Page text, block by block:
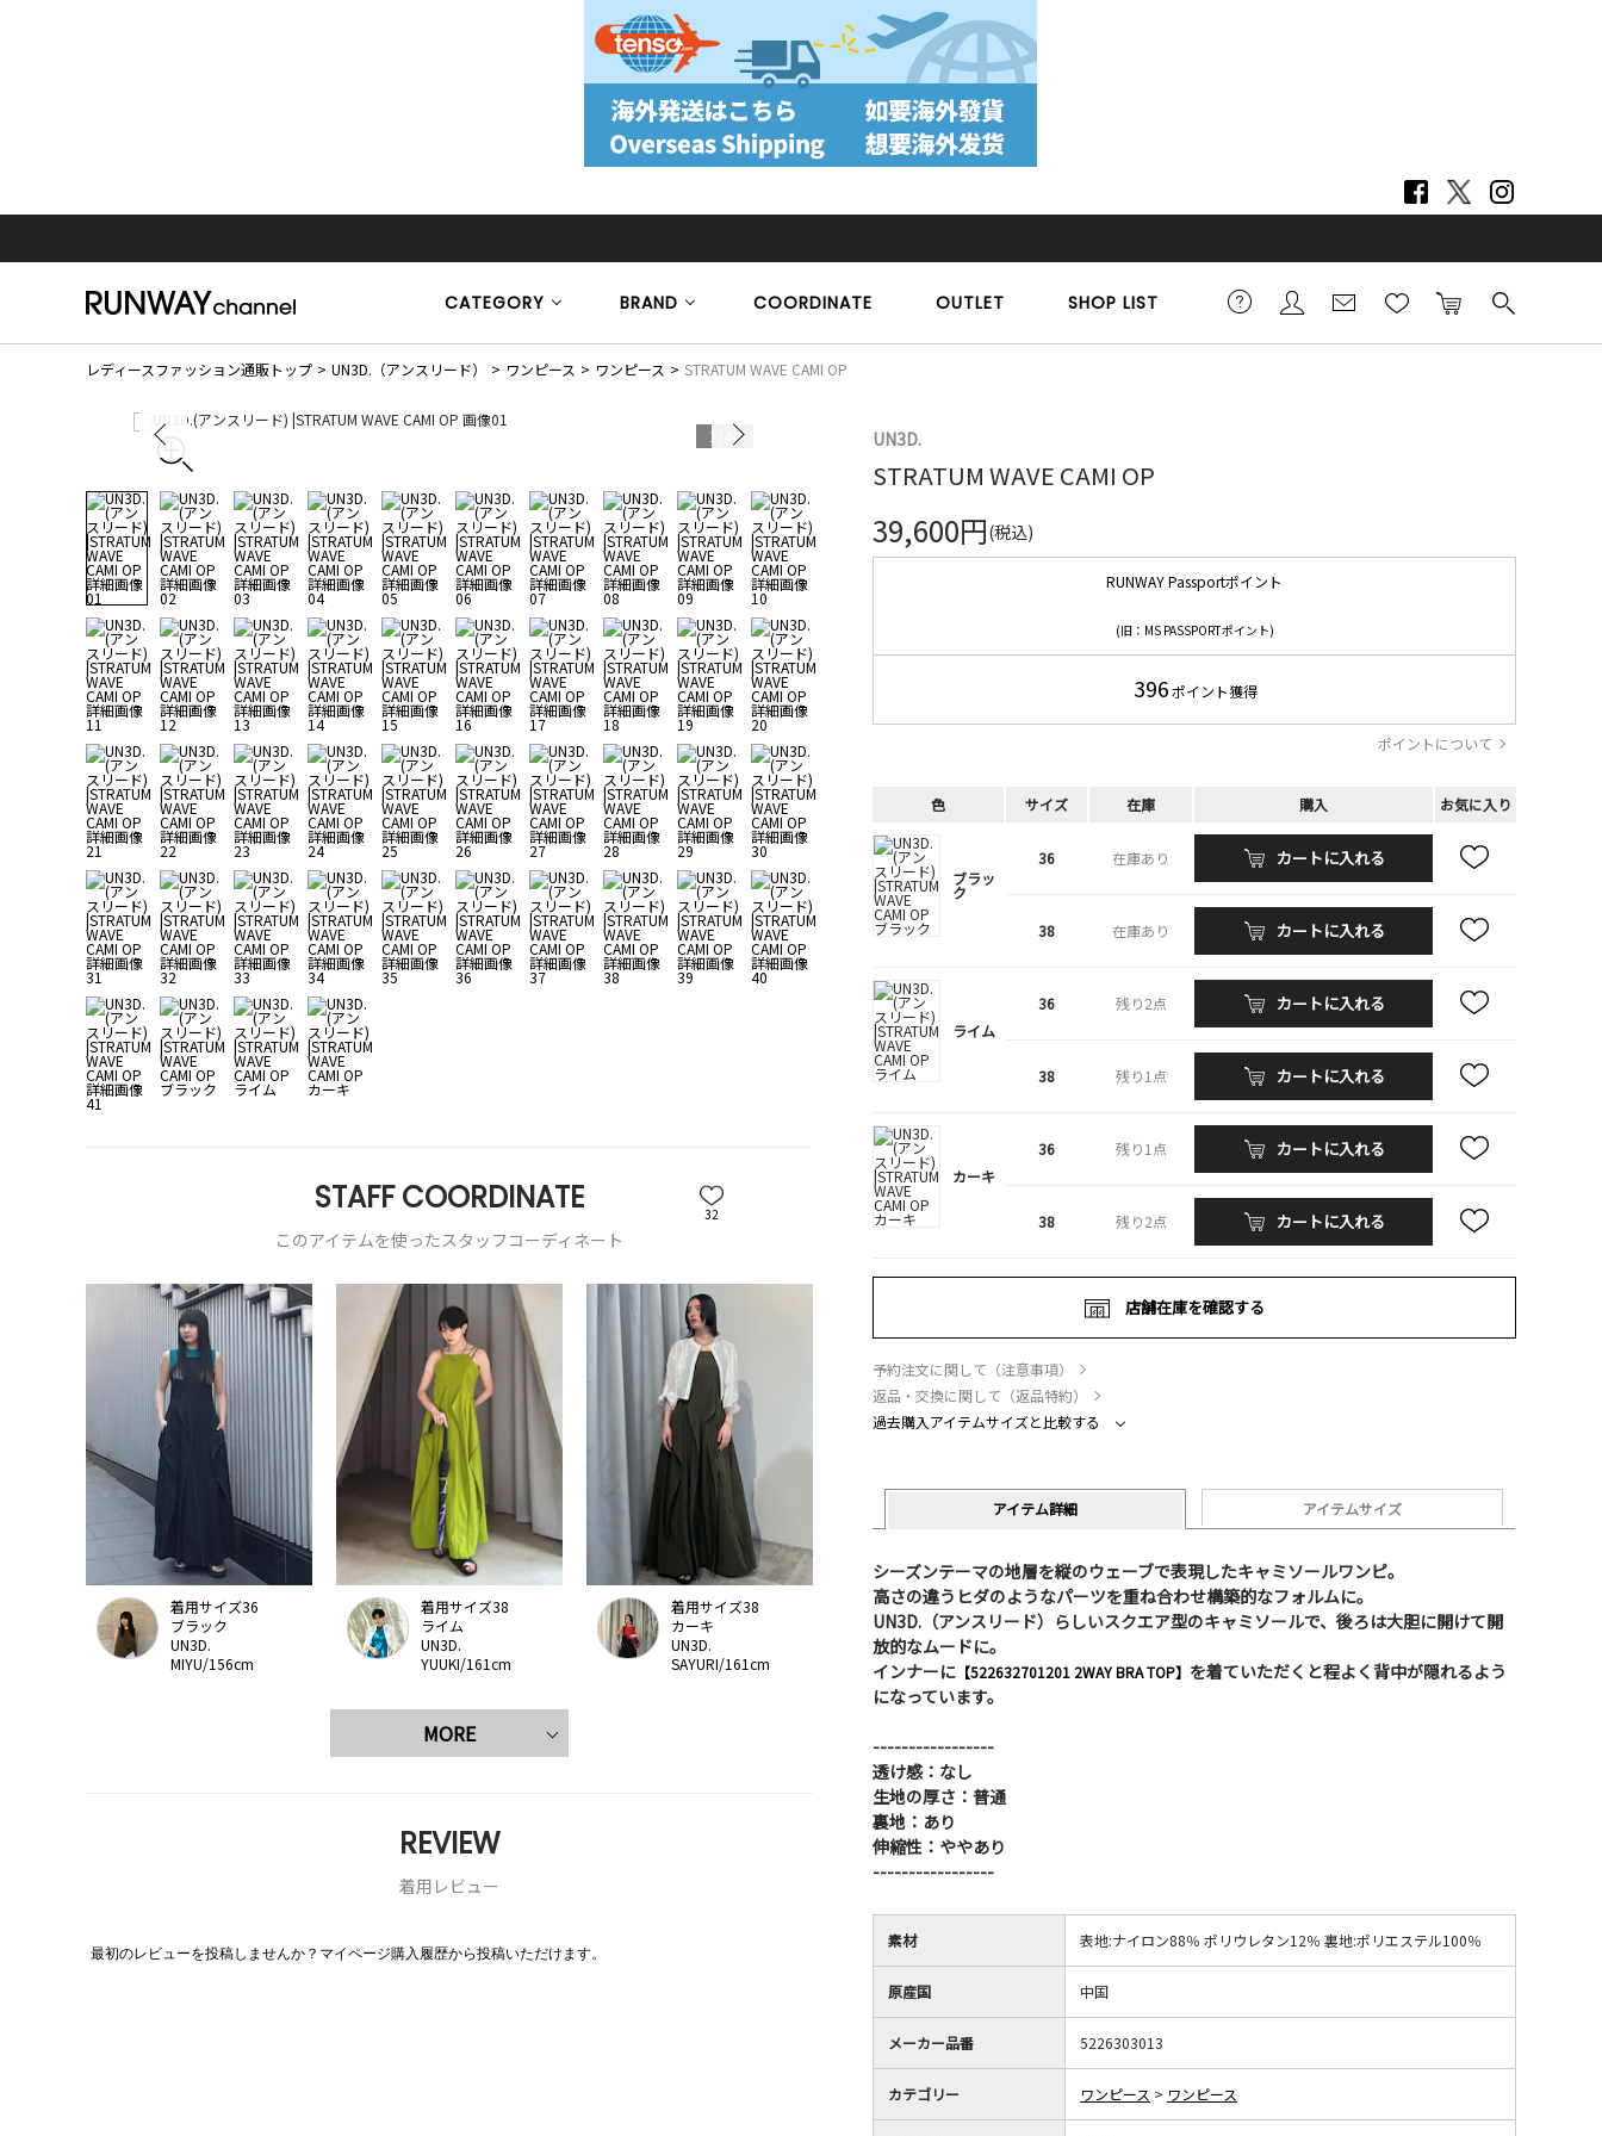
CATEGORY BRAND COORDINATE OUTLET SHOP LIST
レディースファッション通販トップ UN3D.（アンスリード） ワンピース ワンピース STRATUM WAVE CAMI OP
32
1 44
STAFF COORDINATE
このアイテムを使ったスタッフコーディネート
着用サイズ36
ブラック
UN3D.
MIYU/156cm
着用サイズ38
ライム
UN3D.
YUUKI/161cm
着用サイズ38
カーキ
UN3D.
SAYURI/161cm
MORE
REVIEW
着用レビュー
最初のレビューを投稿しませんか？マイページ購入履歴から投稿いただけます。
UN3D.
STRATUM WAVE CAMI OP
39,600円(税込)
RUNWAY Passportポイント
(旧：MS PASSPORTポイント)
396ポイント獲得
ポイントについて
色 サイズ 在庫 購入 お気に入り
ブラッ
ク
36 在庫あり カートに入れる
38 在庫あり カートに入れる
ライム
36 残り2点 カートに入れる
38 残り1点 カートに入れる
カーキ
36 残り1点 カートに入れる
38 残り2点 カートに入れる
店舗在庫を確認する
予約注文に関して（注意事項）
返品・交換に関して（返品特約）
過去購入アイテムサイズと比較する
アイテム詳細 アイテムサイズ
シーズンテーマの地層を縦のウェーブで表現したキャミソールワンピ。
高さの違うヒダのようなパーツを重ね合わせ構築的なフォルムに。
UN3D.（アンスリード）らしいスクエア型のキャミソールで、後ろは大胆に開けて開
放的なムードに。
インナーに 【522632701201 2WAY BRA TOP】 を着ていただくと程よく背中が隠れるよう
になっています。
-----------------
透け感：なし
生地の厚さ：普通
裏地：あり
伸縮性：ややあり
-----------------
素材 表地:ナイロン88％ ポリウレタン12％ 裏地:ポリエステル100％
原産国 中国
メーカー品番 5226303013
カテゴリー ワンピース > ワンピース